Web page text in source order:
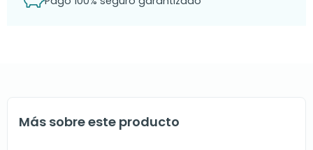
Más sobre este producto